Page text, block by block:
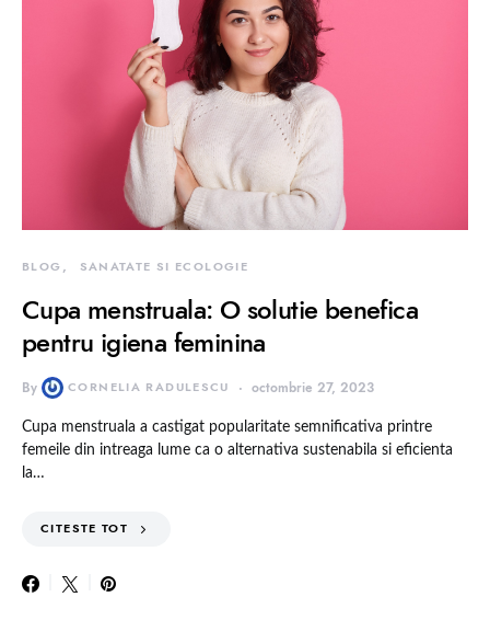
BLOG SANATATE SI ECOLOGIE
Cupa menstruala: O solutie benefica
pentru igiena feminina
By CORNELIA RADULESCU octombrie 27, 2023
Cupa menstruala a castigat popularitate semnificativa printre
femeile din intreaga lume ca o alternativa sustenabila si eficienta
la…
CITESTE TOT